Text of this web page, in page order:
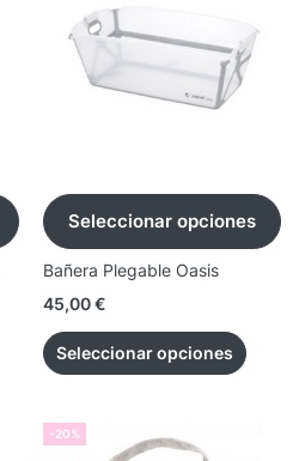
Seleccionar opciones
Bañera Plegable Oasis
45,00€
Seleccionar opciones
-20%